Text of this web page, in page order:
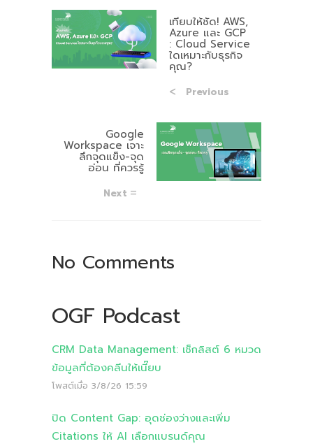
เทียบให้ชัด! AWS,
Azure และ GCP
: Cloud Service
ใดเหมาะกับธุรกิจ
คุณ?
Previous
Google
Workspace เจาะ
ลึกจุดแข็ง-จุด
อ่อน ที่ควรรู้
Next
No Comments
OGF Podcast
CRM Data Management: เช็กลิสต์ 6 หมวด
ข้อมูลที่ต้องคลีนให้เนี๊ยบ
โพสต์เมื่อ 3/8/26 15:59
ปิด Content Gap: อุดช่องว่างและเพิ่ม
Citations ให้ AI เลือกแบรนด์คุณ